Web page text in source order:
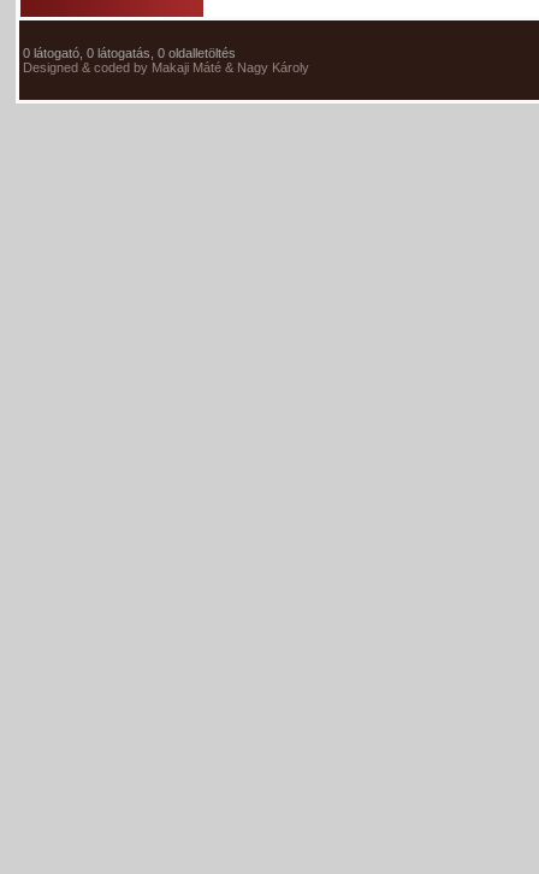
0 látogató, 0 látogatás, 0 oldalletöltés
Designed & coded by Makaji Máté & Nagy Károly